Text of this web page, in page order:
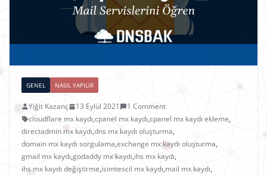
GENEL NASIL YAPILIR
Yiğit Kazanç 13 Eylül 2021
1 Comment
cloudflare mx kaydı,cpanel mx kaydı,cpanel mx kaydı ekleme,
directadmin mx kaydı,dns mx kaydı oluşturma,
domain mx kaydı sorgulama,exchange mx kaydı oluşturma,
gmail mx kaydı,godaddy mx kaydı,ihs mx kaydı,
ihs mx kaydı değiştirme,isimtescil mx kaydı,mail mx kaydı,